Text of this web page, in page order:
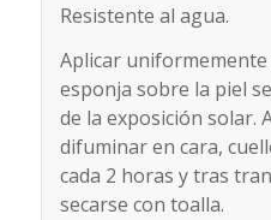
Resistente al agua.
Aplicar uniformemente
esponja sobre la piel
de la exposición solar.
difuminar en cara,
cada 2 horas y tras
secarse con toalla.